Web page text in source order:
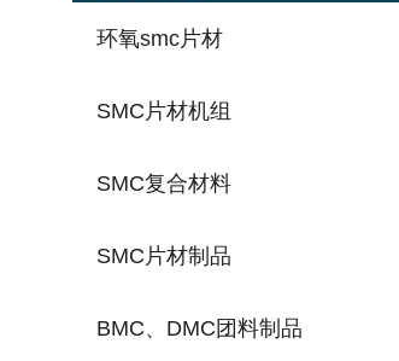
环氧smc片材
SMC片材机组
SMC复合材料
SMC片材制品
BMC、DMC团料制品